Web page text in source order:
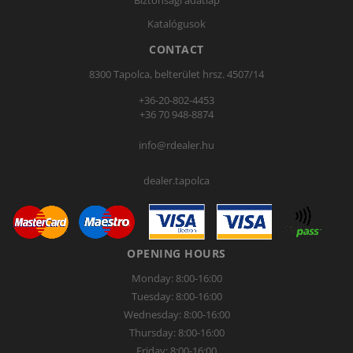
Katalógusok
CONTACT
8300 Tapolca, belterület hrsz. 4507/14
+36-20-802-4453
+36 70 948-8874
info@rdealer.hu
dealer.tapolca
OPENING HOURS
Monday: 8:00-16:00
Tuesday: 8:00-16:00
Wednesday: 8:00-16:00
Thursday: 8:00-16:00